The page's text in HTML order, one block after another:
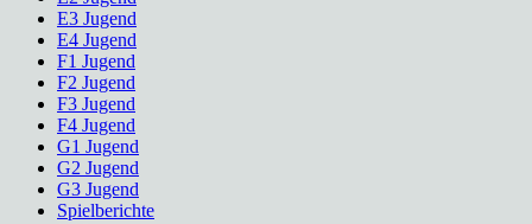
E3 Jugend
E4 Jugend
F1 Jugend
F2 Jugend
F3 Jugend
F4 Jugend
G1 Jugend
G2 Jugend
G3 Jugend
Spielberichte